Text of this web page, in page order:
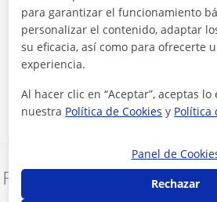
Al hacer clic, aceptas nuestroaviso legaly de
Denunciar este perfil
para garantizar el funcionamiento
personalizar el contenido, adaptar
su eficacia, así como para ofrecerte
experiencia.
Al hacer clic en “Aceptar”, aceptas
nuestra Política de Cookies y Política
Panel de
Rechazar